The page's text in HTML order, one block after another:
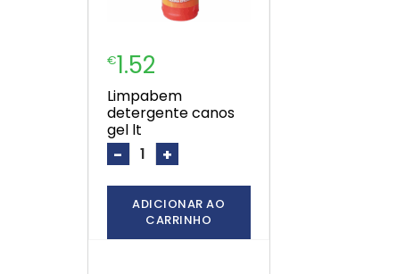
€1.52
limpabem
detergente canos
gel lt
- +
ADICIONAR AO
CARRINHO